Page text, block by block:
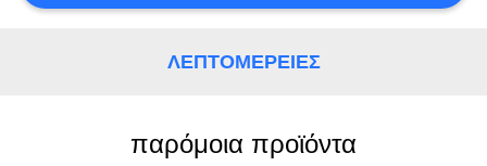
PRIVACY
ΛΕΠΤΟΜΈΡΕΙΕΣ
παρόμοια προϊόντα